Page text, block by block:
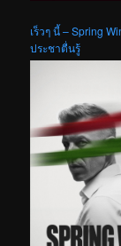
เร็วๆ นี้ – Spring
ประชาตื่นรู้